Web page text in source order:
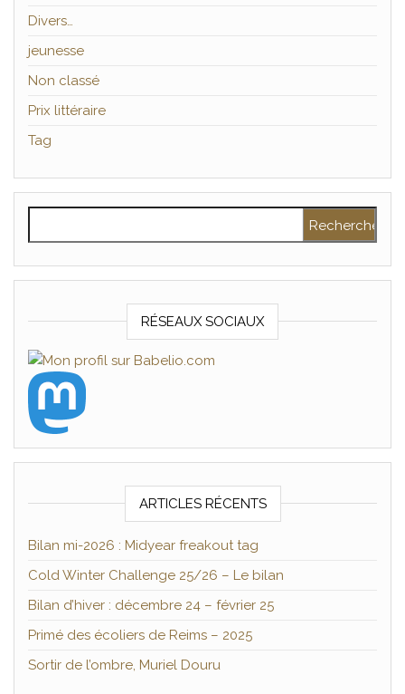
Divers…
jeunesse
Non classé
Prix littéraire
Tag
RÉSEAUX SOCIAUX
ARTICLES RÉCENTS
Bilan mi-2026 : Midyear freakout tag
Cold Winter Challenge 25/26 – Le bilan
Bilan d’hiver : décembre 24 – février 25
Primé des écoliers de Reims – 2025
Sortir de l’ombre, Muriel Douru